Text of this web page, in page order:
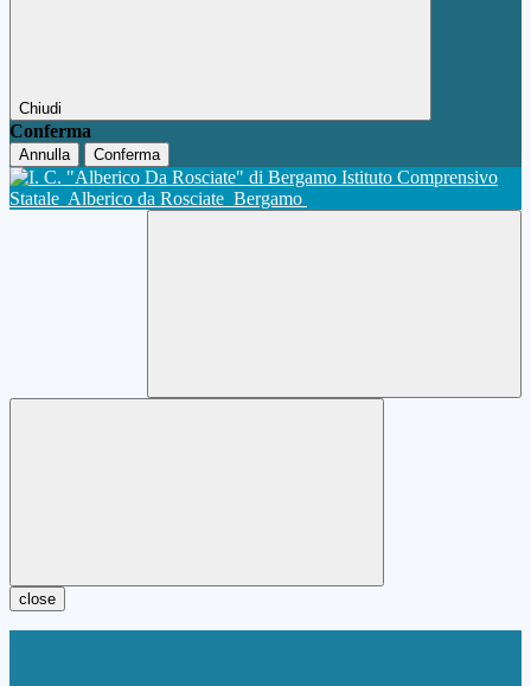
Chiudi
Conferma
Annulla Conferma
Istituto Comprensivo
Statale Alberico da Rosciate Bergamo
close